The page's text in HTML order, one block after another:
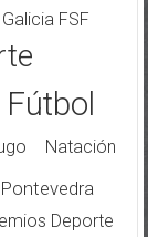
FSF
Fútbol
Natación
Pontevedra
Deporte